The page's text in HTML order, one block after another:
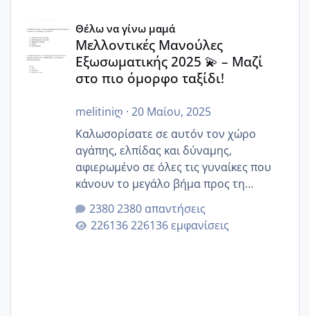
Μελλοντικές Μανούλες Εξωσωματικής 2025 💫 – Μαζί
Θέλω να γίνω μαμά
Μελλοντικές Μανούλες
Εξωσωματικής 2025 💫 – Μαζί
στο πιο όμορφο ταξίδι!
melitiniღ · 20 Μαίου, 2025
Καλωσορίσατε σε αυτόν τον χώρο
αγάπης, ελπίδας και δύναμης,
αφιερωμένο σε όλες τις γυναίκες που
κάνουν το μεγάλο βήμα προς τη
μητρότητα μέσω εξωσωματικής το 2025.
Εδώ θα μοιραστούμε αγωνίες, χαρές,
εμπειρίες και κάθε μικρή ή μεγάλη
2380 απαντήσεις
226136 εμφανίσεις